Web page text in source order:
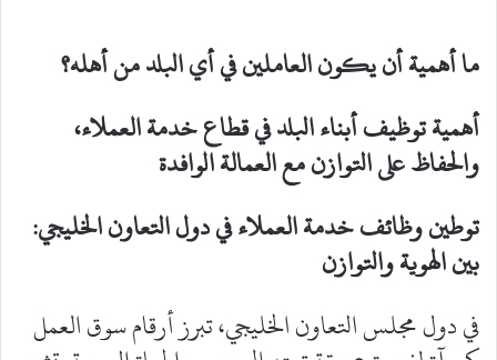
ما أهمية أن يكون العاملين في أي البلد من أهله؟
أهمية توظيف أبناء البلد في قطاع خدمة العملاء،
والحفاظ على التوازن مع العمالة الوافدة
توطين وظائف خدمة العملاء في دول التعاون الخليجي:
بين الهوية والتوازن
في دول مجلس التعاون الخليجي، تبرز أرقام سوق العمل